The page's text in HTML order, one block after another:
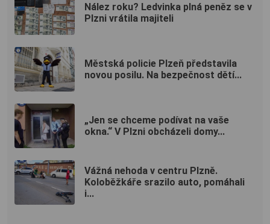
Nález roku? Ledvinka plná peněz se v
Plzni vrátila majiteli
Městská policie Plzeň představila
novou posilu. Na bezpečnost dětí...
„Jen se chceme podívat na vaše
okna.“ V Plzni obcházeli domy...
Vážná nehoda v centru Plzně.
Koloběžkáře srazilo auto, pomáhali
i...